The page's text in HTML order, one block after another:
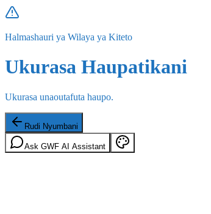
Halmashauri ya Wilaya ya Kiteto
Ukurasa Haupatikani
Ukurasa unaoutafuta haupo.
Rudi Nyumbani
Ask GWF AI Assistant